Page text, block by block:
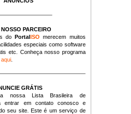
PARCEIRO
doPortalISO merecem muitos
especiais como software
etc. Conheça nosso programa
aqui
GRÁTIS
nossa Lista Brasileira de
entrar em contato conosco e
seu site. Este é um serviço de